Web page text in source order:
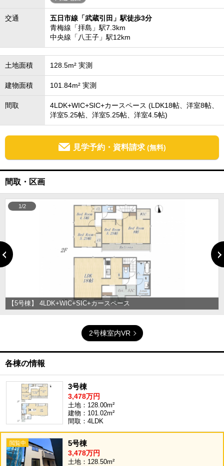
交通
五日市線「武蔵引田」駅徒歩3分
青梅線「拝島」駅7.3km
中央線「八王子」駅12km
土地面積 128.5m² 実測
建物面積 101.84m² 実測
間取
4LDK+WIC+SIC+カースペース (LDK18帖、洋室8帖、
洋室5.25帖、洋室5.25帖、洋室4.5帖)
見学予約・資料請求 (無料)
間取・区画
【5号棟】 4LDK+WIC+SIC+カースペース
1/2
2号棟室内VR
各棟の情報
3号棟
3,478万円
土地：128.00m²
建物：101.02m²
間取：4LDK
5号棟
3,478万円
土地：128.50m²